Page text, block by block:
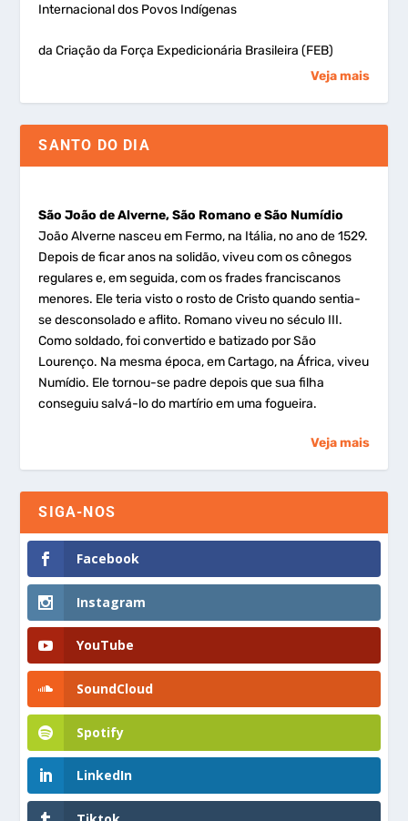
Internacional dos Povos Indígenas
da Criação da Força Expedicionária Brasileira (FEB)
Veja mais
SANTO DO DIA
São João de Alverne, São Romano e São Numídio
João Alverne nasceu em Fermo, na Itália, no ano de 1529.
Depois de ficar anos na solidão, viveu com os cônegos
regulares e, em seguida, com os frades franciscanos
menores. Ele teria visto o rosto de Cristo quando sentia-
se desconsolado e aflito. Romano viveu no século III.
Como soldado, foi convertido e batizado por São
Lourenço. Na mesma época, em Cartago, na África, viveu
Numídio. Ele tornou-se padre depois que sua filha
conseguiu salvá-lo do martírio em uma fogueira.
Veja mais
SIGA-NOS
Facebook
Instagram
YouTube
SoundCloud
Spotify
LinkedIn